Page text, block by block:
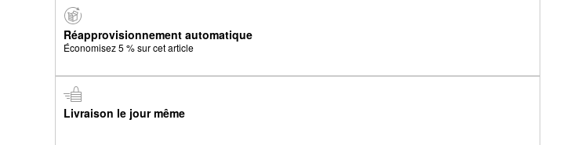
Réapprovisionnement automatique
Économisez 5 % sur cet article
Livraison le jour même